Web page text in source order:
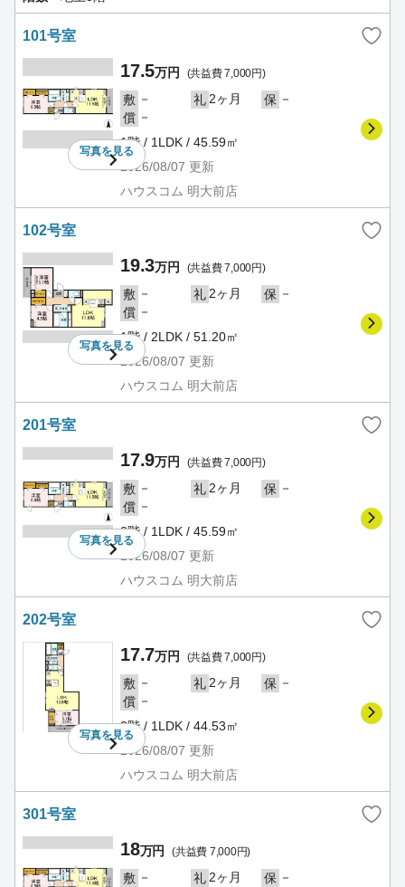
101号室
写真を見る
17.5万円 (共益費 7,000円)
敷 － 礼 2ヶ月 保 －
償 －
1階 / 1LDK / 45.59㎡
2026/08/07 更新
ハウスコム 明大前店
102号室
写真を見る
19.3万円 (共益費 7,000円)
敷 － 礼 2ヶ月 保 －
償 －
1階 / 2LDK / 51.20㎡
2026/08/07 更新
ハウスコム 明大前店
201号室
写真を見る
17.9万円 (共益費 7,000円)
敷 － 礼 2ヶ月 保 －
償 －
2階 / 1LDK / 45.59㎡
2026/08/07 更新
ハウスコム 明大前店
202号室
写真を見る
17.7万円 (共益費 7,000円)
敷 － 礼 2ヶ月 保 －
償 －
2階 / 1LDK / 44.53㎡
2026/08/07 更新
ハウスコム 明大前店
301号室
18万円 (共益費 7,000円)
敷 － 礼 2ヶ月 保 －